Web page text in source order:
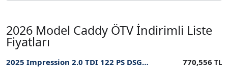
2026 Model Caddy ÖTV İndirimli Liste
Fiyatları
2025 Impression 2.0 TDI 122 PS DSG ÖTV İndirimli Fiyatı 770,556 TL